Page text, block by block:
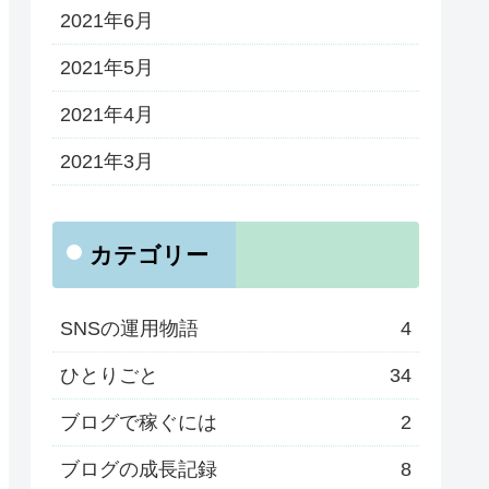
2021年6月
2021年5月
2021年4月
2021年3月
カテゴリー
SNSの運用物語 4
ひとりごと 34
ブログで稼ぐには 2
ブログの成長記録 8